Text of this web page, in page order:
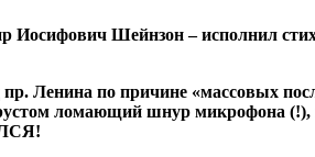
Иосифович Шейнзон – исполнил
Ленина по причине «массовых
ломающий шнур микрофона